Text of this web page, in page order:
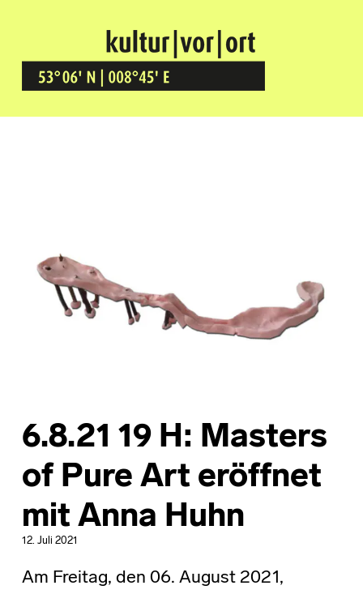
Kultur Vor Ort
BREMEN GRÖPELINGEN
6.8.21 19 H: Masters
of Pure Art eröffnet
mit Anna Huhn
12. Juli 2021
Am Freitag, den 06. August 2021,